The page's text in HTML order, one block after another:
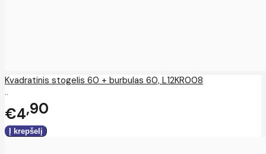
Kvadratinis stogelis 60 + burbulas 60, L12KR008
..
€4 90